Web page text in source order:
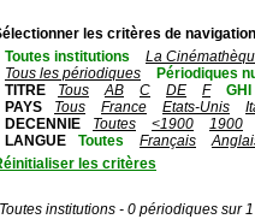
les critères de
Toutes institutions
La
Tous les périodiques
Périodiques
TITRE
Tous AB C DE F
GHI
PAYS
Tous France Etats-Unis
DECENNIE
Toutes <1900
1900
LANGUE
Toutes Français
les critères
Toutes institutions - 0 périodiques sur